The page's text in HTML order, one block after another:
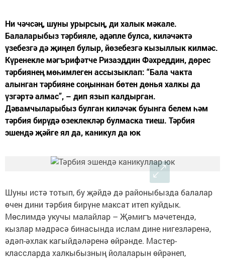
Ни чәчсәң, шуны урырсың, ди халык мәкале.
Балаларыбыз тәрбияле, әдәпле булса, киләчәктә
үзебезгә дә җиңел булыр, йөзебезгә кызыллык килмәс.
Күренекле мәгърифәтче Ризаэддин Фәхреддин, дөрес
тәрбиянең мөһимлеген ассызыклап: “Бала чакта
алынган тәрбияне соңыннан бөтен дөнья халкы да
үзгәртә алмас”, – дип язып калдырган.
Дәвамчыларыбыз булган киләчәк буынга белем һәм
тәрбия бирүдә өзеклекләр булмаска тиеш. Тәрбия
эшендә җәйге ял да, каникул да юк
Шуны истә тотып, бу җәйдә дә районыбызда балалар
өчен дини тәрбия бирүне максат итеп куйдык.
Мөслимдә укучы малайлар – Җәмигъ мәчетендә,
кызлар мәдрәсә бинасында ислам дине нигезләренә,
әдәп-әхлак кагыйдәләренә өйрәнде. Мастер-
классларда халкыбызның йолаларын өйрәнеп,